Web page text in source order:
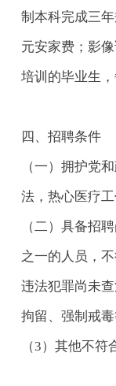
制本科完成三
元安家费；影
培训的毕业生
四、招聘条件
（一）拥护党
法，热心医疗工
（二）具备招
之一的人员，
违法犯罪尚未
拘留、强制戒
（3）其他不符